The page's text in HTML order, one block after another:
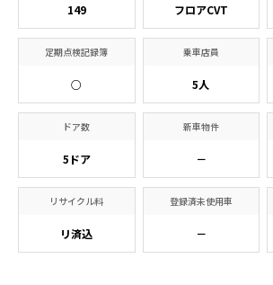
149 フロアCVT
定期点検記録簿
○
乗車店員
5人
ドア数
5ドア
新車物件
－
リサイクル料
リ済込
登録済未使用車
－